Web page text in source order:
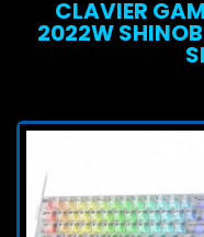
CLAVIER
2022W